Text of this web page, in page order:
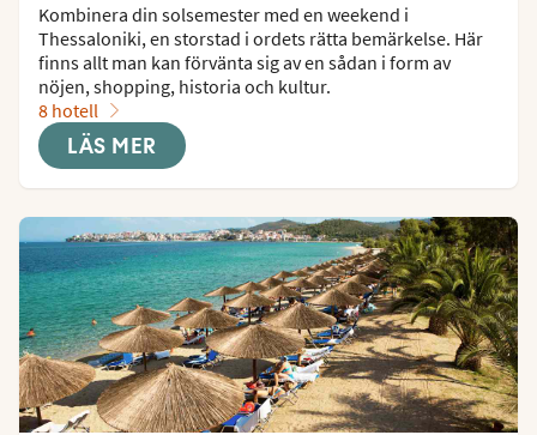
Kombinera din solsemester med en weekend i
Thessaloniki, en storstad i ordets rätta bemärkelse. Här
finns allt man kan förvänta sig av en sådan i form av
nöjen, shopping, historia och kultur.
8 hotell
LÄS MER